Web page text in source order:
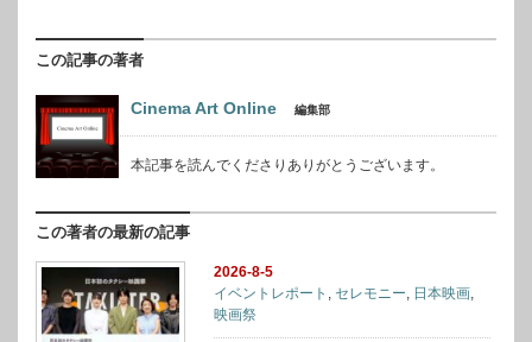
この記事の著者
Cinema Art Online 編集部
本記事を読んでくださりありがとうございます。
この著者の最新の記事
2026-8-5
イベントレポート , セレモニー, 日本映画,
映画祭